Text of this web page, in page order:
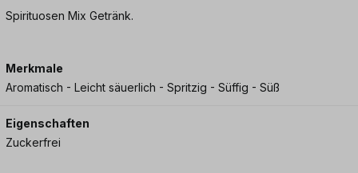
Spirituosen Mix Getränk.
Merkmale
Aromatisch - Leicht säuerlich - Spritzig - Süffig - Süß
Eigenschaften
Zuckerfrei